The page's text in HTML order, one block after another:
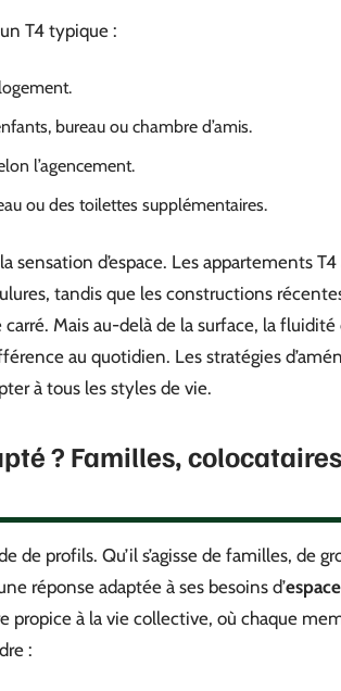
T4 typique :
bureau ou chambre d’amis.
l’agencement.
ou des toilettes supplémentaires.
d’espace. Les appartements
tandis que les constructions
Mais au-delà de la surface, la
au quotidien. Les stratégies
à tous les styles de vie.
? Familles,
de profils. Qu’il s’agisse de familles, de
réponse adaptée à ses besoins d’espace
propice à la vie collective, où chaque
: